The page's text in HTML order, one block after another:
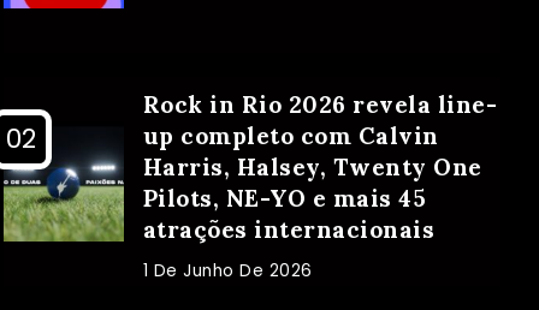
Rock in Rio 2026 revela line-
up completo com Calvin
Harris, Halsey, Twenty One
Pilots, NE-YO e mais 45
atrações internacionais
1 De Junho De 2026